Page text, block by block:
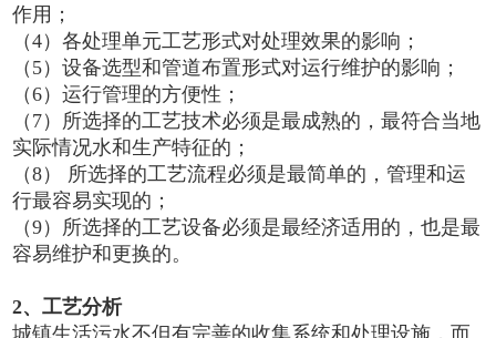
作用；
（4）各处理单元工艺形式对处理效果的影响；
（5）设备选型和管道布置形式对运行维护的影响；
（6）运行管理的方便性；
（7）所选择的工艺技术必须是最成熟的，最符合当地
实际情况水和生产特征的；
（8） 所选择的工艺流程必须是最简单的，管理和运
行最容易实现的；
（9）所选择的工艺设备必须是最经济适用的，也是最
容易维护和更换的。
2、工艺分析
城镇生活污水不但有完善的收集系统和处理设施，而